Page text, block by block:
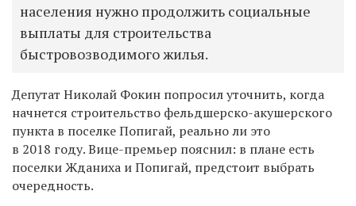
населения нужно продолжить социальные
выплаты для строительства
быстровозводимого жилья.
Депутат Николай Фокин попросил уточнить, когда
начнется строительство фельдшерско-акушерского
пункта в поселке Попигай, реально ли это
в 2018 году. Вице-премьер пояснил: в плане есть
поселки Жданиха и Попигай, предстоит выбрать
очередность.